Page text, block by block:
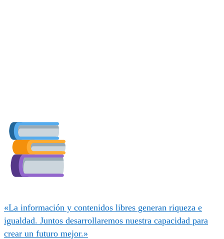
«La información y contenidos libres generan riqueza e
igualdad. Juntos desarrollaremos nuestra capacidad para
crear un futuro mejor.»